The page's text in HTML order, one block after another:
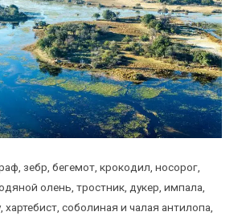
зебр, бегемот, крокодил, носорог,
олень, тростник, дукер, импала,
хартебист, соболиная и чалая антилопа,